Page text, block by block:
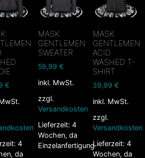
€
4
da
MASK
GENTLEMEN
SWEATER
59,99€
inkl. MwSt.
zzgl.
Versandkosten
Lieferzeit:4
Wochen, da
Einzelanfertigung
MASK
GENTLEMEN
ACID
WASHED T-
SHIRT
39,99 €
inkl. MwSt.
zzgl.
Versandkosten
Lieferzeit: 4
Wochen, da